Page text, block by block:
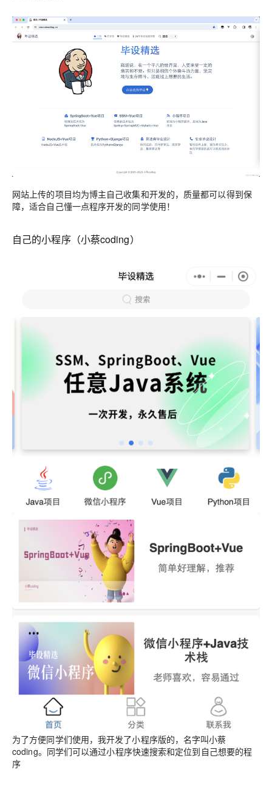
网站上传的项目均为博主自己收集和开发的，质量都可以得到保
障，适合自己懂一点程序开发的同学使用！
自己的小程序（小蔡coding）
为了方便同学们使用，我开发了小程序版的，名字叫小蔡
coding。同学们可以通过小程序快速搜索和定位到自己想要的程
序